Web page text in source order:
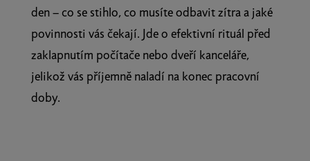
den – co se stihlo, co musíte odbavit zítra a jaké
povinnosti vás čekají. Jde o efektivní rituál před
zaklapnutím počítače nebo dveří kanceláře,
jelikož vás příjemně naladí na konec pracovní
doby.